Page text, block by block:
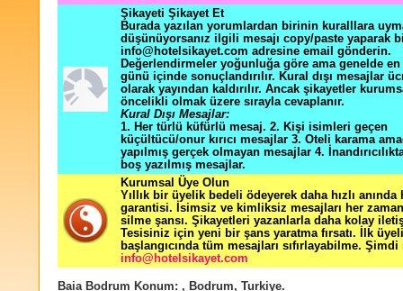
Şikayeti Şikayet Et
Burada yazılan yorumlardan birinin kuralllara
düşünüyorsanız ilgili mesajı copy/paste yaparak
info@hotelsikayet.com adresine email gönderin.
Değerlendirmeler yoğunluğa göre ama genelde
günü içinde sonuçlandırılır. Kural dışı mesajlar
olarak yayından kaldırılır. Ancak şikayetler
öncelikli olmak üzere sırayla cevaplanır.
Kural Dışı Mesajlar:
1. Her türlü küfürlü mesaj. 2. Kişi isimleri geçen
küçültücü/onur kırıcı mesajlar 3. Oteli karama
yapılmış gerçek olmayan mesajlar 4.
boş yazılmış mesajlar.
Kurumsal Üye Olun
Yıllık bir üyelik bedeli ödeyerek daha hızlı
garantisi. İsimsiz ve kimliksiz mesajları her zaman
silme şansı. Şikayetleri yazanlarla daha kolay
Tesisiniz için yeni bir şans yaratma fırsatı. İlk
başlangıcında tüm mesajları sıfırlayabilme. Şimdi
info@hotelsikayet.com
Baia Bodrum Konum: , Bodrum, Turkiye.